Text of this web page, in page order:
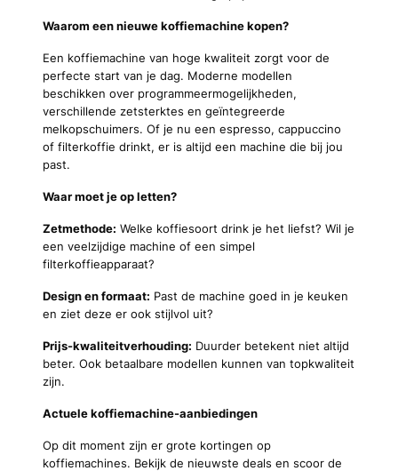
Waarom een nieuwe koffiemachine kopen?
Een koffiemachine van hoge kwaliteit zorgt voor de
perfecte start van je dag. Moderne modellen
beschikken over programmeermogelijkheden,
verschillende zetsterktes en geïntegreerde
melkopschuimers. Of je nu een espresso, cappuccino
of filterkoffie drinkt, er is altijd een machine die bij jou
past.
Waar moet je op letten?
Zetmethode: Welke koffiesoort drink je het liefst? Wil je
een veelzijdige machine of een simpel
filterkoffieapparaat?
Design en formaat: Past de machine goed in je keuken
en ziet deze er ook stijlvol uit?
Prijs-kwaliteitverhouding: Duurder betekent niet altijd
beter. Ook betaalbare modellen kunnen van topkwaliteit
zijn.
Actuele koffiemachine-aanbiedingen
Op dit moment zijn er grote kortingen op
koffiemachines. Bekijk de nieuwste deals en scoor de